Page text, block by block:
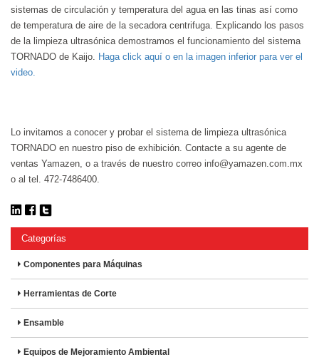
sistemas de circulación y temperatura del agua en las tinas así como
de temperatura de aire de la secadora centrifuga. Explicando los pasos
de la limpieza ultrasónica demostramos el funcionamiento del sistema
TORNADO de Kaijo. Haga click aquí o en la imagen inferior para ver el
video.
Lo invitamos a conocer y probar el sistema de limpieza ultrasónica
TORNADO en nuestro piso de exhibición. Contacte a su agente de
ventas Yamazen, o a través de nuestro correo info@yamazen.com.mx
o al tel. 472-7486400.
Categorías
Componentes para Máquinas
Herramientas de Corte
Ensamble
Equipos de Mejoramiento Ambiental